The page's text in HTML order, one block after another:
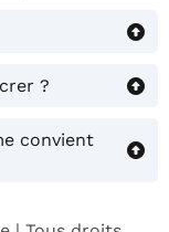
qualité,
?
pratique
convient
à côté